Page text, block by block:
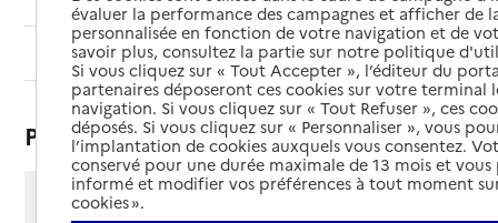
Sommaire
Présentation
Faubourg Fauroeulx
évaluer la performance des campagnes et afficher de
personnalisée en fonction de votre navigation et de
savoir plus, consultez la partie sur notre politique
Si vous cliquez sur « Tout Accepter », l’éditeur du
partenaires déposeront ces cookies sur votre terminal
navigation. Si vous cliquez sur « Tout Refuser », ces
déposés. Si vous cliquez sur « Personnaliser », vous
l’implantation de cookies auxquels vous consentez.
conservé pour une durée maximale de 13 mois et
informé et modifier vos préférences à tout moment
cookies ».